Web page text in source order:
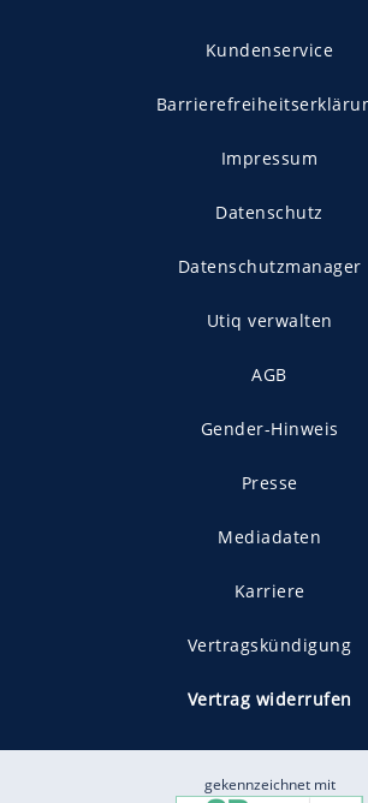
Kundenservice
Impressum
Datenschutz
Datenschutzmanager
Utiq verwalten
AGB
Gender-Hinweis
Presse
Mediadaten
Karriere
Vertragskündigung
Vertrag widerrufen
gekennzeichnet mit